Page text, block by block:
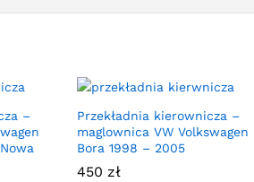
–
Przekładnia kierownicza –
maglownica VW Volkswagen
Bora 1998 – 2005
450 zł